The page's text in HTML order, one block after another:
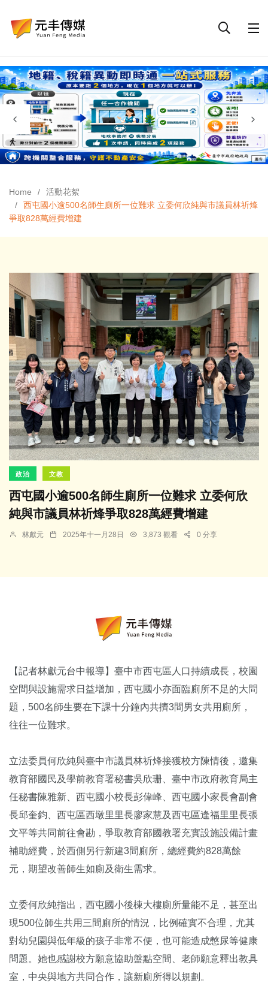
Home
活動花絮
西屯國小逾500名師生廁所一位難求 立委何欣純與市議員林祈烽
爭取828萬經費增建
政治 文教
西屯國小逾500名師生廁所一位難求 立委何欣
純與市議員林祈烽爭取828萬經費增建
林獻元 2025年十一月28日 3,873 觀看 0 分享
【記者林獻元台中報導】臺中市西屯區人口持續成長，校園
空間與設施需求日益增加，西屯國小亦面臨廁所不足的大問
題，500名師生要在下課十分鐘內共擠3間男女共用廁所，
往往一位難求。
立法委員何欣純與臺中市議員林祈烽接獲校方陳情後，邀集
教育部國民及學前教育署秘書吳欣珊、臺中市政府教育局主
任秘書陳雅新、西屯國小校長彭偉峰、西屯國小家長會副會
長邱奎鈞、西屯區西墩里里長廖家慧及西屯區逢福里里長張
文平等共同前往會勘，爭取教育部國教署充實設施設備計畫
補助經費，於西側另行新建3間廁所，總經費約828萬餘
元，期望改善師生如廁及衛生需求。
立委何欣純指出，西屯國小後棟大樓廁所量能不足，甚至出
現500位師生共用三間廁所的情況，比例確實不合理，尤其
對幼兒園與低年級的孩子非常不便，也可能造成憋尿等健康
問題。她也感謝校方願意協助盤點空間、老師願意釋出教具
室，中央與地方共同合作，讓新廁所得以規劃。